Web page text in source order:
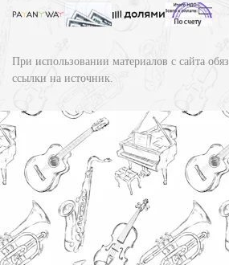
При использовании материалов с сайта
ссылки на источник.